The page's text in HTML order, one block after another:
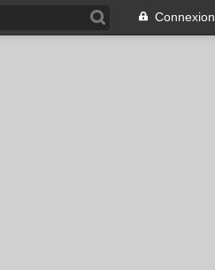
Connexion